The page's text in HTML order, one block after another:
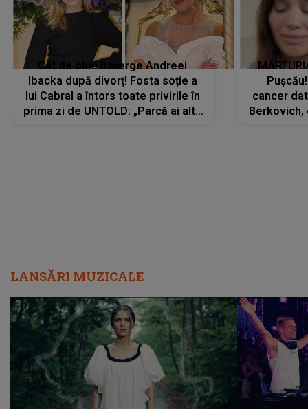
Cât de bine îi merge Andreei
Ibacka după divorț! Fosta soție a
lui Cabral a întors toate privirile în
prima zi de UNTOLD: „Parcă ai altă
cancer
Berkovich,
LANSĂRI MUZICALE